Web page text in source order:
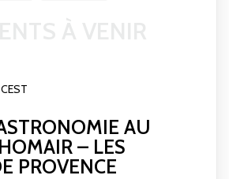
CEST
AU
– LES
PROVENCE